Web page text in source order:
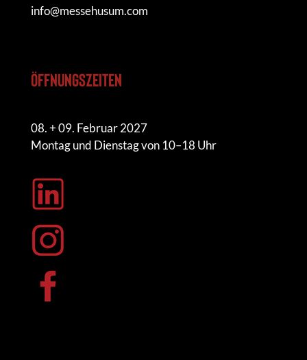
info@messehusum.com
Öffnungszeiten
08. + 09. Februar 2027
Montag und Dienstag von 10–18 Uhr